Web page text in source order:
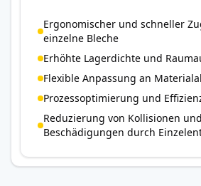
Ergonomischer und schneller
einzelne Bleche
Erhöhte Lagerdichte und
Flexible Anpassung an
Prozessoptimierung und
Reduzierung von Kollisionen und
Beschädigungen durch